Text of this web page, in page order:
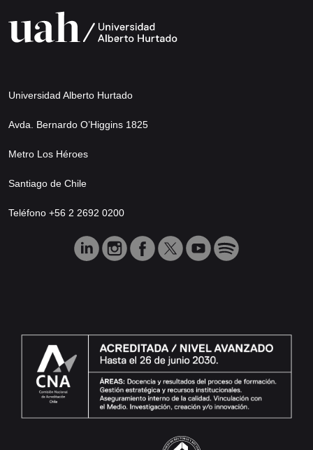
Universidad Alberto Hurtado
Avda. Bernardo O’Higgins 1825
Metro Los Héroes
Santiago de Chile
Teléfono +56 2 2692 0200